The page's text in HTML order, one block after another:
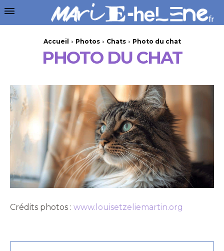
Accueil Photos Chats Photo du chat
PHOTO DU CHAT
Crédits photos : www.louisetzeliemartin.org